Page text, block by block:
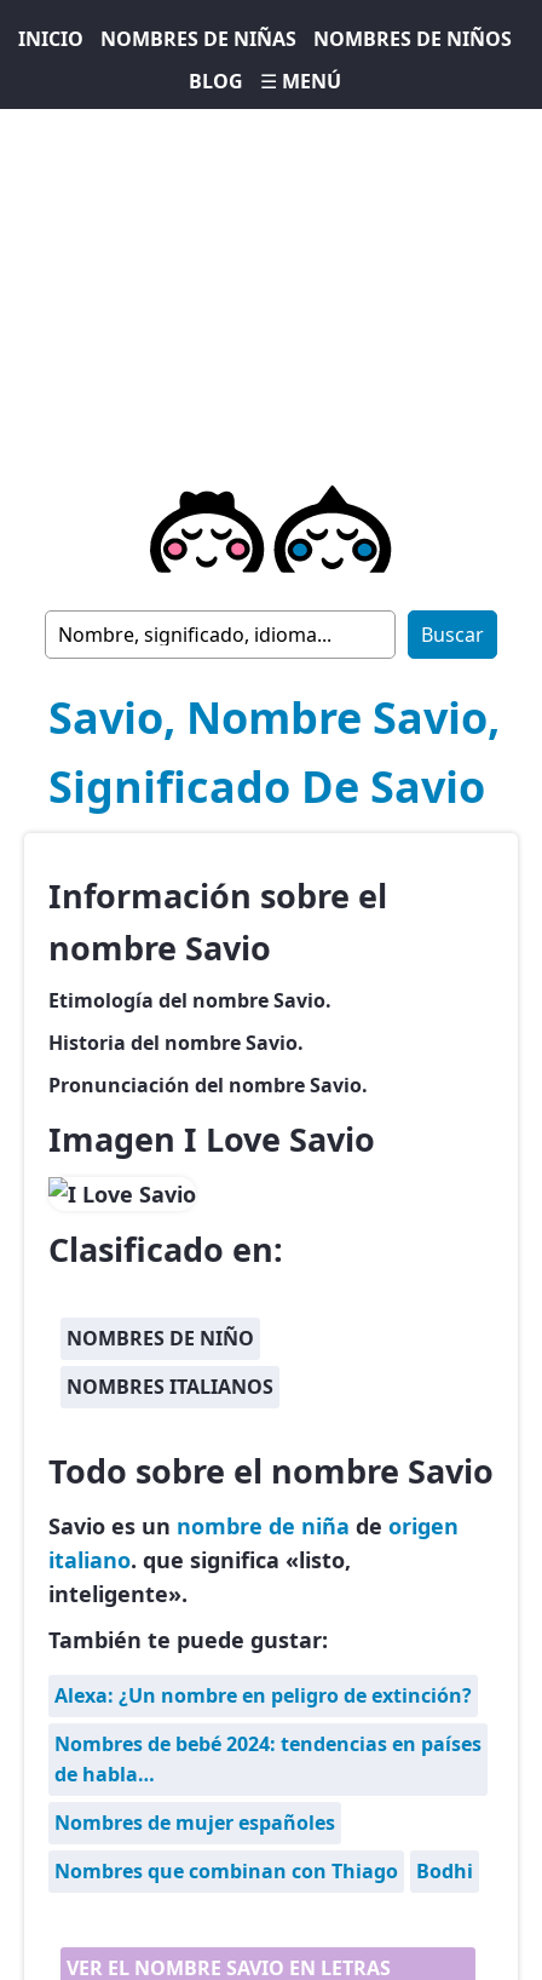
INICIO NOMBRES DE NIÑAS
NOMBRES DE NIÑOS
BLOG
☰ MENÚ
Savio, Nombre Savio,
Significado De Savio
Información sobre el
nombre Savio
Etimología del nombre Savio.
Historia del nombre Savio.
Pronunciación del nombre Savio.
Imagen I Love Savio
Clasificado en:
NOMBRES DE NIÑO
NOMBRES ITALIANOS
Todo sobre el nombre Savio
Savio es un nombre de niña de origen
italiano. que significa «listo,
inteligente».
También te puede gustar:
Alexa: ¿Un nombre en peligro de extinción?
Nombres de bebé 2024: tendencias en países
de habla…
Nombres de mujer españoles
Nombres que combinan con Thiago
Bodhi
VER EL NOMBRE SAVIO EN LETRAS